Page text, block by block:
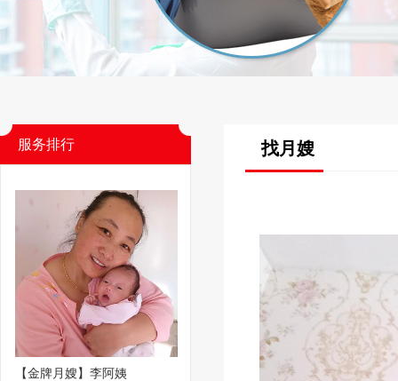
服务排行
【金牌月嫂】李阿姨
找月嫂